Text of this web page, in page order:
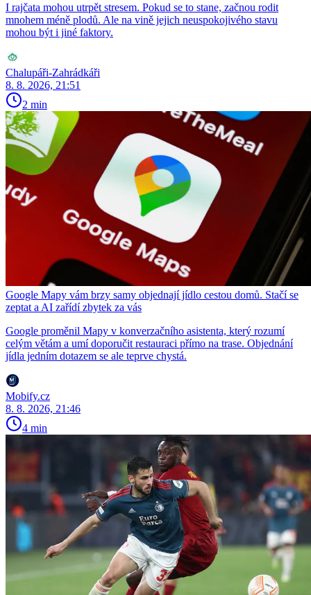
I rajčata mohou utrpět stresem. Pokud se to stane, začnou rodit
mnohem méně plodů. Ale na vině jejich neuspokojivého stavu
mohou být i jiné faktory.
Chalupáři-Zahrádkáři
8. 8. 2026, 21:51
2 min
Google Mapy vám brzy samy objednají jídlo cestou domů. Stačí se
zeptat a AI zařídí zbytek za vás
Google proměnil Mapy v konverzačního asistenta, který rozumí
celým větám a umí doporučit restauraci přímo na trase. Objednání
jídla jedním dotazem se ale teprve chystá.
Mobify.cz
8. 8. 2026, 21:46
4 min